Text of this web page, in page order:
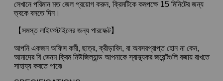
সেখানে পরিমান মত জেল প্রয়োগ করুন, ক্রিমটিকে কমপক্ষে 15 মিনিটের জন্য
ত্বকে বসতে দিন।
【সমস্ত লাইফস্টাইলের জন্য পারফেক্ট】
আপনি একজন অফিস কর্মী, ছাত্র, ক্রীড়াবিদ, বা অবসরপ্রাপ্ত হোন না কেন,
আমাদের বি ভেনম ক্রিম নিউজিল্যান্ড আপনাকে স্বাস্থ্যকর জয়েন্টগুলি বজায় রাখতে
সাহায্য করতে পারে৷